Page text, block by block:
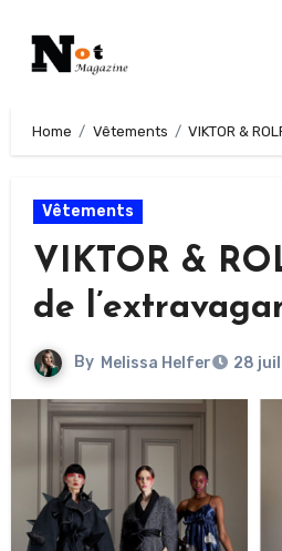
Home Vêtements VIKTOR &
Vêtements
VIKTOR &
de
By Melissa Helfer 28